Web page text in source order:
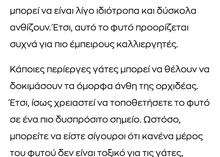
μπορεί να είναι λίγο ιδιότροπα και δύσκολα
ανθίζουν. Έτσι, αυτό το φυτό προορίζεται
συχνά για πιο έμπειρους καλλιεργητές.
Κάποιες περίεργες γάτες μπορεί να θέλουν να
δοκιμάσουν τα όμορφα άνθη της ορχιδέας.
Έτσι, ίσως χρειαστεί να τοποθετήσετε το φυτό
σε ένα πιο δυσπρόσιτο σημείο. Ωστόσο,
μπορείτε να είστε σίγουροι ότι κανένα μέρος
του φυτού δεν είναι τοξικό για τις γάτες,